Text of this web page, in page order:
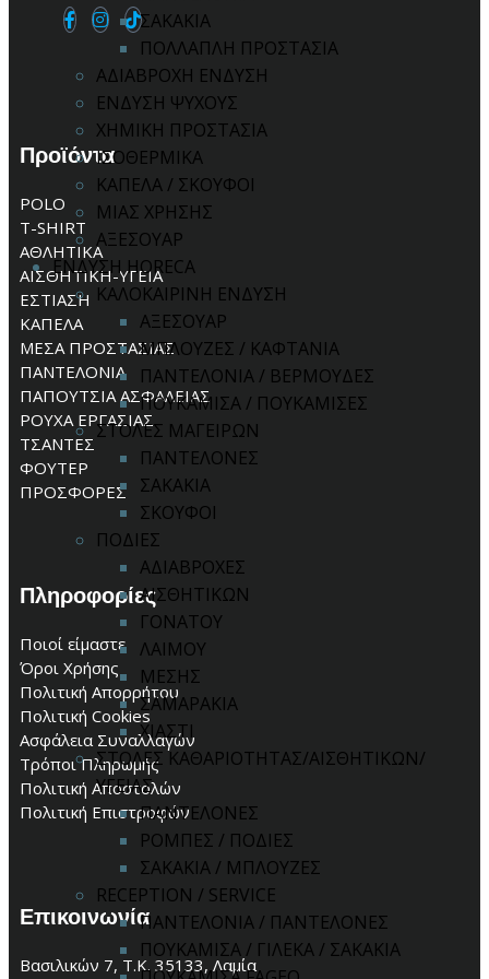
ΣΑΚΑΚΙΑ
ΠΟΛΛΑΠΛΗ ΠΡΟΣΤΑΣΙΑ
ΑΔΙΑΒΡΟΧΗ ΕΝΔΥΣΗ
ΕΝΔΥΣΗ ΨΥΧΟΥΣ
ΧΗΜΙΚΗ ΠΡΟΣΤΑΣΙΑ
ΙΣΟΘΕΡΜΙΚΑ
ΚΑΠΕΛΑ / ΣΚΟΥΦΟΙ
ΜΙΑΣ ΧΡΗΣΗΣ
ΑΞΕΣΟΥΑΡ
ΕΝΔΥΣΗ HORECA
ΚΑΛΟΚΑΙΡΙΝΗ ΕΝΔΥΣΗ
ΑΞΕΣΟΥΑΡ
ΜΠΛΟΥΖΕΣ / ΚΑΦΤΑΝΙΑ
ΠΑΝΤΕΛΟΝΙΑ / ΒΕΡΜΟΥΔΕΣ
ΠΟΥΚΑΜΙΣΑ / ΠΟΥΚΑΜΙΣΕΣ
ΣΤΟΛΕΣ ΜΑΓΕΙΡΩΝ
ΠΑΝΤΕΛΟΝΕΣ
ΣΑΚΑΚΙΑ
ΣΚΟΥΦΟΙ
ΠΟΔΙΕΣ
ΑΔΙΑΒΡΟΧΕΣ
ΑΙΣΘΗΤΙΚΩΝ
ΓΟΝΑΤΟΥ
ΛΑΙΜΟΥ
ΜΕΣΗΣ
ΣΑΜΑΡΑΚΙΑ
ΧΙΑΣΤΙ
ΣΤΟΛΕΣ ΚΑΘΑΡΙΟΤΗΤΑΣ/ΑΙΣΘΗΤΙΚΩΝ/
ΥΓΕΙΑΣ
ΠΑΝΤΕΛΟΝΕΣ
ΡΟΜΠΕΣ / ΠΟΔΙΕΣ
ΣΑΚΑΚΙΑ / ΜΠΛΟΥΖΕΣ
RECEPTION / SERVICE
ΠΑΝΤΕΛΟΝΙΑ / ΠΑΝΤΕΛΟΝΕΣ
ΠΟΥΚΑΜΙΣΑ / ΓΙΛΕΚΑ / ΣΑΚΑΚΙΑ
Προϊόντα
POLO
T-SHIRT
ΑΘΛΗΤΙΚΑ
ΑΙΣΘΗΤΙΚΗ-ΥΓΕΙΑ
ΕΣΤΙΑΣΗ
ΚΑΠΕΛΑ
ΜΕΣΑ ΠΡΟΣΤΑΣΙΑΣ
ΠΑΝΤΕΛΟΝΙΑ
ΠΑΠΟΥΤΣΙΑ ΑΣΦΑΛΕΙΑΣ
ΡΟΥΧΑ ΕΡΓΑΣΙΑΣ
ΤΣΑΝΤΕΣ
ΦΟΥΤΕΡ
ΠΡΟΣΦΟΡΕΣ
Πληροφορίες
Ποιοί είμαστε
Όροι Χρήσης
Πολιτική Απορρήτου
Πολιτική Cookies
Ασφάλεια Συναλλαγών
Τρόποι Πληρωμής
Πολιτική Αποστολών
Πολιτική Επιστροφών
Επικοινωνία
Βασιλικών 7, Τ.Κ. 35133, Λαμία